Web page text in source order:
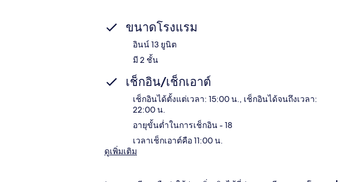
ขนาดโรงแรม
อินน์ 13 ยูนิต
มี 2 ชั้น
เช็กอิน/เช็กเอาต์
เช็กอินได้ตั้งแต่เวลา: 15:00 น., เช็กอินได้จนถึงเวลา:
22:00 น.
อายุขั้นต่ำในการเช็กอิน - 18
เวลาเช็กเอาต์คือ 11:00 น.
ดูเพิ่มเติม